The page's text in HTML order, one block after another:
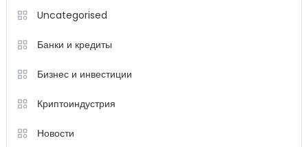
Uncategorised
Банки и кредиты
Бизнес и инвестиции
Криптоиндустрия
Новости